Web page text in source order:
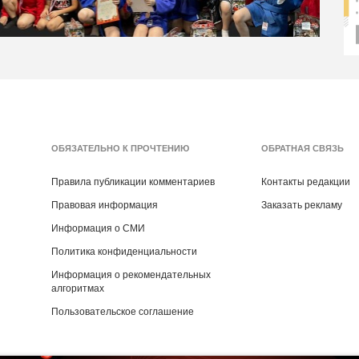
ОБЯЗАТЕЛЬНО К ПРОЧТЕНИЮ
Правила публикации комментариев
Правовая информация
Информация о СМИ
Политика конфиденциальности
Информация о рекомендательных
алгоритмах
Пользовательское соглашение
ОБРАТНАЯ СВЯЗЬ
Контакты редакции
Заказать рекламу